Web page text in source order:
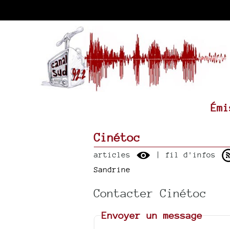
Cinétoc
articles | fil d'infos
Sandrine
Contacter Cinétoc
Envoyer un message